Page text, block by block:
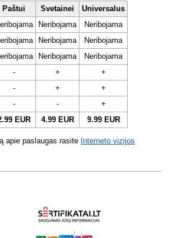
Paštui Svetainei
Universalus
Neribojama
Neribojama
Neribojama
Neribojama
Neribojama
Neribojama
- +
+
- +
+
- -
+
EUR 4.99 EUR 9.99 EUR
apie paslaugas rasite Interneto vizijos